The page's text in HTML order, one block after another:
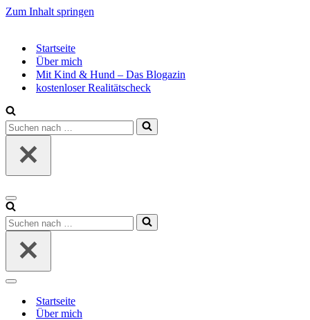
Zum Inhalt springen
Startseite
Über mich
Mit Kind & Hund – Das Blogazin
kostenloser Realitätscheck
Suchen
nach …
Navigationsmenü
Suchen
nach …
Navigationsmenü
Startseite
Über mich